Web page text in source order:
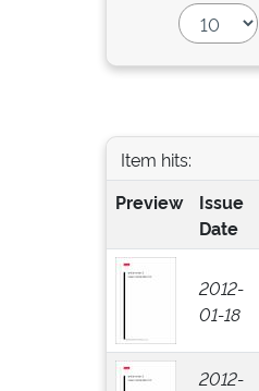
Item hits:
Preview
Issue
Date
2012-
01-18
2012-